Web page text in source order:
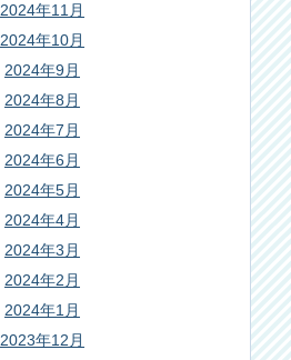
2024年11月
2024年10月
2024年9月
2024年8月
2024年7月
2024年6月
2024年5月
2024年4月
2024年3月
2024年2月
2024年1月
2023年12月